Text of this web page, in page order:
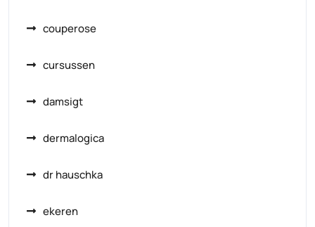
couperose
cursussen
damsigt
dermalogica
dr hauschka
ekeren